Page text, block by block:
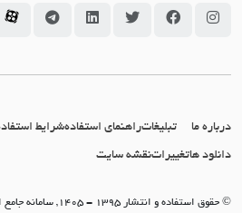
سامانه جاما در اینستاگرام
سامانه جاما در فیسبوک
سامانه جاما در توئیتر
سامانه جاما در
سامانه
درباره ما تبلیغاتراهنمای استفادهشرایط
دانلود هاتغییراتنقشه سایت
© حقوق استفاده و انتشار 1395 - 1405, سامانه جامع املاک و مشاورین املاک (سامانه جاما)